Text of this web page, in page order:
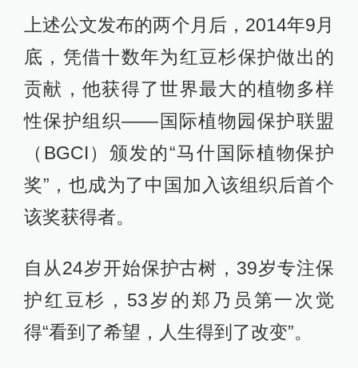
上述公文发布的两个月后，2014年9月
底，凭借十数年为红豆杉保护做出的
贡献，他获得了世界最大的植物多样
性保护组织——国际植物园保护联盟
（BGCI）颁发的“马什国际植物保护
奖”，也成为了中国加入该组织后首个
该奖获得者。
自从24岁开始保护古树，39岁专注保
护红豆杉，53岁的郑乃员第一次觉
得“看到了希望，人生得到了改变”。